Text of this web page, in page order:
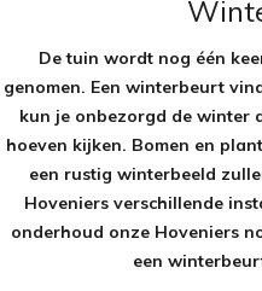
De tuin wordt nog één
genomen. Een winterbeurt
kun je onbezorgd de winter
hoeven kijken. Bomen en
een rustig winterbeeld
Hoveniers verschillende
onderhoud onze Hoveniers
een